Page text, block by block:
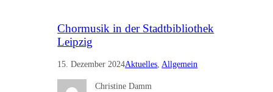
Chormusik in der Stadtbibliothek
Leipzig
15. Dezember 2024Aktuelles Allgemein
Christine Damm